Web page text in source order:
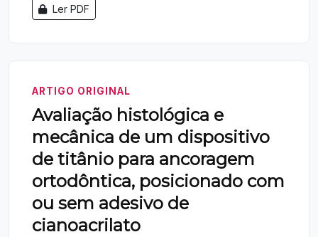
Ler PDF
ARTIGO ORIGINAL
Avaliação histológica e
mecânica de um dispositivo
de titânio para ancoragem
ortodôntica, posicionado com
ou sem adesivo de
cianoacrilato